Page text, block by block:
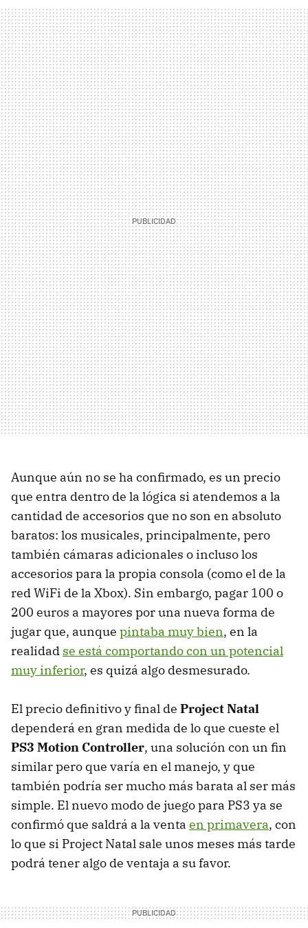
Aunque aún no se ha confirmado, es un precio
que entra dentro de la lógica si atendemos a la
cantidad de accesorios que no son en absoluto
baratos: los musicales, principalmente, pero
también cámaras adicionales o incluso los
accesorios para la propia consola (como el de la
red WiFi de la Xbox). Sin embargo, pagar 100 o
200 euros a mayores por una nueva forma de
jugar que, aunque pintaba muy bien, en la
realidad se está comportando con un potencial
muy inferior, es quizá algo desmesurado.
El precio definitivo y final de Project Natal
dependerá en gran medida de lo que cueste el
PS3 Motion Controller, una solución con un fin
similar pero que varía en el manejo, y que
también podría ser mucho más barata al ser más
simple. El nuevo modo de juego para PS3 ya se
confirmó que saldrá a la venta en primavera, con
lo que si Project Natal sale unos meses más tarde
podrá tener algo de ventaja a su favor.